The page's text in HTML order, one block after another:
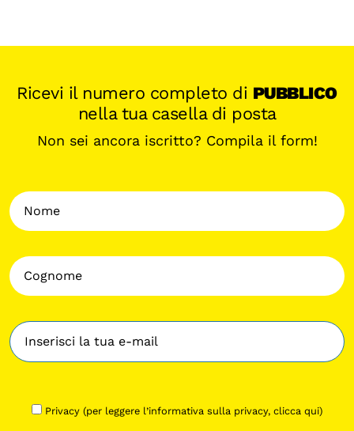
Ricevi il numero completo di PUBBLICO
nella tua casella di posta
Non sei ancora iscritto? Compila il form!
Privacy (per leggere l’informativa sulla privacy, clicca qui)